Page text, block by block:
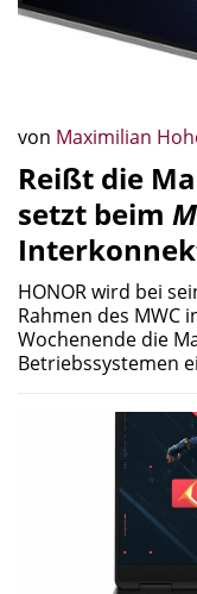
von Maximilian
Reißt die
setzt beim
HONOR wird bei
Rahmen des MWC
Wochenende die
Betriebssystemen